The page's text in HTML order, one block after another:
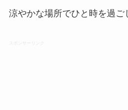
涼やかな場所でひと時を過ご